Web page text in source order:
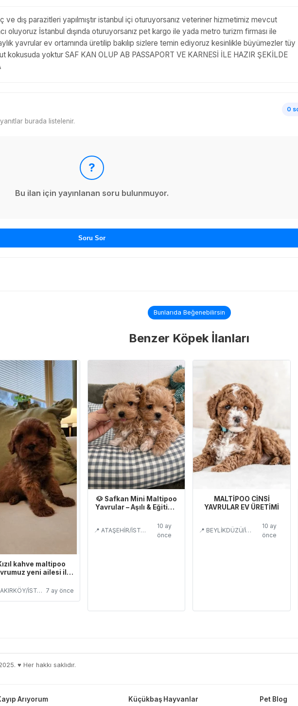
iç ve dış parazitleri yapılmıştır istanbul içi oturuyorsanız veteriner hizmetimiz mevcut
oluyoruz İstanbul dışında oturuyorsanız pet kargo ile yada metro turizm firması ile
yavrular ev ortamında üretilip bakılıp sizlere temin ediyoruz kesinlikle büyümezler tüy
yoktur SAF KAN OLUP AB PASSAPORT VE KARNESİ İLE HAZIR ŞEKİLDE
0
burada listelenir.
?
Bu ilan için yayınlanan soru bulunmuyor.
Soru Sor
Bunlarıda Beğenebilirsin
Benzer Köpek İlanları
kahve maltipoo
yeni ailesi ile
📍 BAKIRKÖY/İSTANBUL 7 ay önce
🐶 Safkan Mini Maltipoo
Yavrular – Aşılı & Eğitimli
📍 ATAŞEHİR/İSTANBUL
10 ay
önce
MALTİPOO CİNSİ
YAVRULAR EV ÜRETİMİ
📍 BEYLİKDÜZÜ/İSTANBUL
10 ay
önce
♥️ Her hakkı saklıdır.
Arıyorum
Küçükbaş Hayvanlar
Pet Blog